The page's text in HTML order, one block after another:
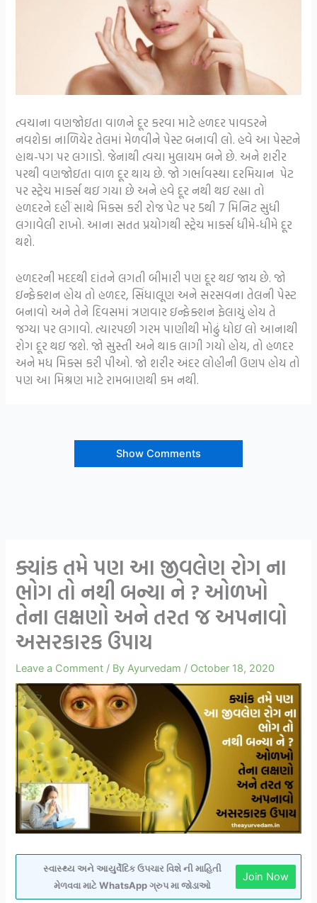
ત્વચાના વણજોઇતા વાળને દૂર કરવા માટે હળદર પાવડરને
નવશેકા નાળિયેર તેલમાં મેળવીને પેસ્ટ બનાવી લો. હવે આ પેસ્ટને
હાથ-પગ પર લગાડો. જેનાથી ત્વચા મુલાયમ બને છે. અને શરીર
પરથી વણજોઇતા વાળ દૂર થાય છે. જો ગર્ભાવસ્થા દરમિયાન પેટ
પર સ્ટ્રેચ માર્ક્સ થઇ ગયા છે અને હવે દૂર નથી થઇ રહ્યા તો
હળદરને દહીં સાથે મિક્સ કરી રોજ પેટ પર 5થી 7 મિનિટ સુધી
લગાવેલી રાખો. આના સતત પ્રયોગથી સ્ટ્રેચ માર્ક્સ ધીમે-ધીમે દૂર
થશે.
હળદરની મદદથી દાંતને લગતી બીમારી પણ દૂર થઇ જાય છે. જો
ઇન્ફેક્શન હોય તો હળદર, સિંધાલૂણ અને સરસવના તેલની પેસ્ટ
બનાવો અને તેને દિવસમાં ત્રણવાર ઇન્ફેક્શન ફેલાયું હોય તે
જગ્યા પર લગાવો. ત્યારપછી ગરમ પાણીથી મોઢું ધોઇ લો આનાથી
રોગ દૂર થઇ જશે. જો સુસ્તી અને થાક લાગી ગયો હોય, તો હળદર
અને મધ મિક્સ કરી પીઓ. જો શરીર અંદર લોહીની ઉણપ હોય તો
પણ આ મિશ્રણ માટે રામબાણથી કમ નથી.
Show Comments
ક્યાંક તમે પણ આ જીવલેણ રોગ ના
ભોગ તો નથી બન્યા ને ? ઓળખો
તેના લક્ષણો અને તરત જ અપનાવો
અસરકારક ઉપાય
Leave a Comment / ByAyurvedam / October 18, 2020
સ્વાસ્થ્ય અને આયુર્વેદિક ઉપચાર વિશે ની માહિતી
મેળવવા માટે WhatsApp ગ્રુપ મા જોડાઓ
Join Now